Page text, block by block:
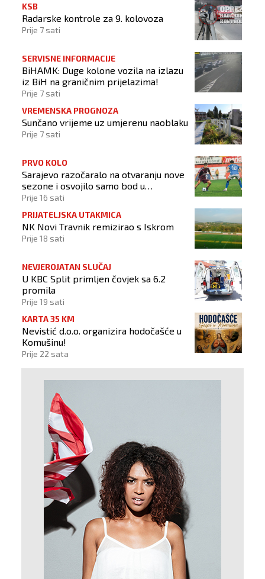
KSB
Radarske kontrole za 9. kolovoza
Prije 7 sati
SERVISNE INFORMACIJE
BiHAMK: Duge kolone vozila na izlazu
iz BiH na graničnim prijelazima!
Prije 7 sati
VREMENSKA PROGNOZA
Sunčano vrijeme uz umjerenu naoblaku
Prije 7 sati
PRVO KOLO
Sarajevo razočaralo na otvaranju nove
sezone i osvojilo samo bod u
Vrapčićima
Prije 16 sati
PRIJATELJSKA UTAKMICA
NK Novi Travnik remizirao s Iskrom
Prije 18 sati
NEVJEROJATAN SLUČAJ
U KBC Split primljen čovjek sa 6.2
promila
Prije 19 sati
KARTA 35 KM
Nevistić d.o.o. organizira hodočašće u
Komušinu!
Prije 22 sata